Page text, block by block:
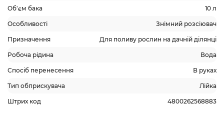
Об'єм бака 10 л
Особливості Знімний розсіювач
Призначення Для поливу рослин на дачній ділянці
Робоча рідина Вода
Спосіб перенесення В руках
Тип обприскувача Лійка
Штрих код 4800262568883